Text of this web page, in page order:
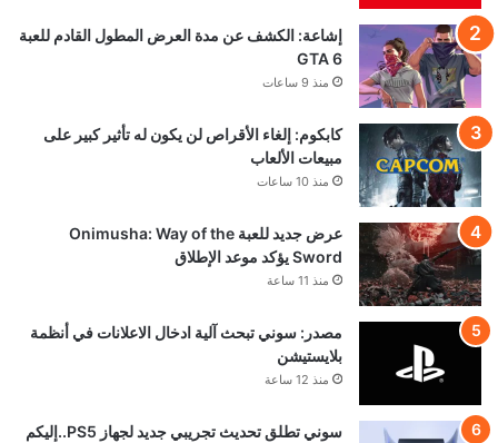
إشاعة: الكشف عن مدة العرض المطول القادم للعبة
GTA 6
منذ 9 ساعات
كابكوم: إلغاء الأقراص لن يكون له تأثير كبير على
مبيعات الألعاب
منذ 10 ساعات
عرض جديد للعبة Onimusha: Way of the
Sword يؤكد موعد الإطلاق
منذ 11 ساعة
مصدر: سوني تبحث آلية ادخال الاعلانات في أنظمة
بلايستيشن
منذ 12 ساعة
سوني تطلق تحديث تجريبي جديد لجهاز PS5..إليكم